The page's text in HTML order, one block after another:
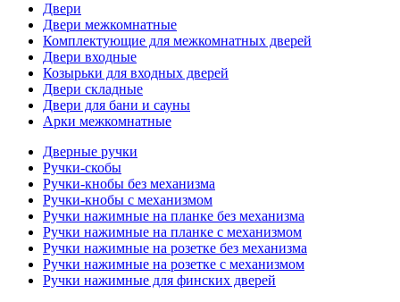
Двери
Двери межкомнатные
Комплектующие для межкомнатных дверей
Двери входные
Козырьки для входных дверей
Двери складные
Двери для бани и сауны
Арки межкомнатные
Дверные ручки
Ручки-скобы
Ручки-кнобы без механизма
Ручки-кнобы с механизмом
Ручки нажимные на планке без механизма
Ручки нажимные на планке с механизмом
Ручки нажимные на розетке без механизма
Ручки нажимные на розетке с механизмом
Ручки нажимные для финских дверей